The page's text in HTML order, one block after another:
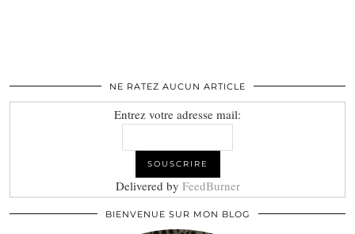
NE RATEZ AUCUN ARTICLE
Entrez votre adresse mail:
Delivered by FeedBurner
BIENVENUE SUR MON BLOG